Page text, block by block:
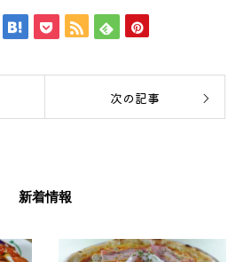
次の記事
新着情報